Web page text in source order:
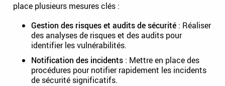
place plusieurs mesures clés :
Gestion des risques et audits de sécurité : Réaliser
des analyses de risques et des audits pour
identifier les vulnérabilités.
Notification des incidents : Mettre en place des
procédures pour notifier rapidement les incidents
de sécurité significatifs.